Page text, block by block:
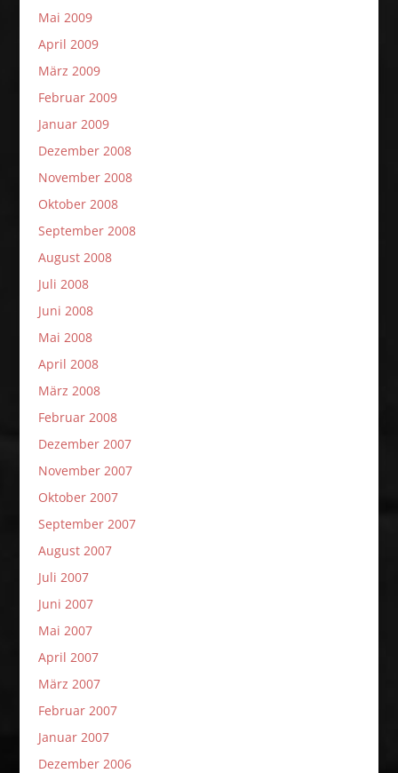
Mai 2009
April 2009
März 2009
Februar 2009
Januar 2009
Dezember 2008
November 2008
Oktober 2008
September 2008
August 2008
Juli 2008
Juni 2008
Mai 2008
April 2008
März 2008
Februar 2008
Dezember 2007
November 2007
Oktober 2007
September 2007
August 2007
Juli 2007
Juni 2007
Mai 2007
April 2007
März 2007
Februar 2007
Januar 2007
Dezember 2006